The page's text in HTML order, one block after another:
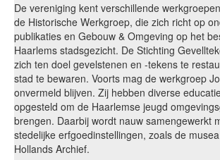
De vereniging kent verschillende
de Historische Werkgroep, die zich richt op
publikaties en Gebouw & Omgeving op het
Haarlems stadsgezicht. De Stichting
zich ten doel gevelstenen en -tekens te
stad te bewaren. Voorts mag de werkgroep
onvermeld blijven. Zij hebben diverse
opgesteld om de Haarlemse jeugd
brengen. Daarbij wordt nauw samengewerkt
stedelijke erfgoedinstellingen, zoals de
Hollands Archief.